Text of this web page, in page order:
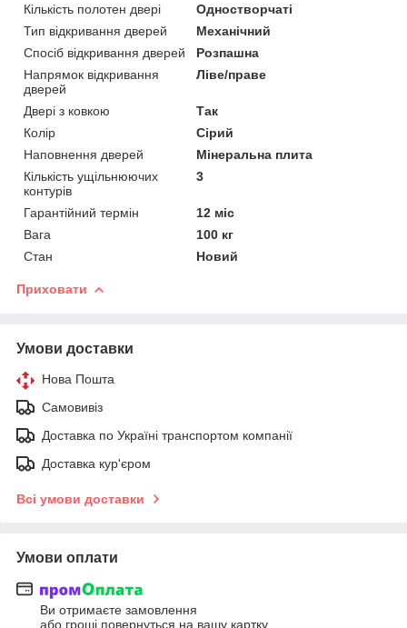
Кількість полотен двері
Одностворчаті
Тип відкривання дверей
Механічний
Спосіб відкривання дверей
Розпашна
Напрямок відкривання
дверей
Ліве/праве
Двері з ковкою
Так
Колір
Сірий
Наповнення дверей
Мінеральна плита
Кількість ущільнюючих
контурів
3
Гарантійний термін
12 міс
Вага
100 кг
Стан
Новий
Приховати
Умови доставки
Нова Пошта
Самовивіз
Доставка по Україні транспортом компанії
Доставка кур'єром
Всі умови доставки
Умови оплати
Ви отримаєте замовлення
або гроші повернуться на вашу картку